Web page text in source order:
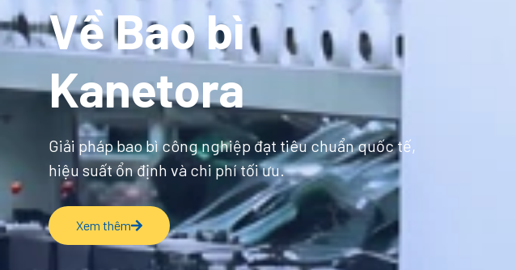
Về Bao bì
Kanetora
Giải pháp bao bì công nghiệp đạt tiêu chuẩn quốc tế,
hiệu suất ổn định và chi phí tối ưu.
Xem thêm